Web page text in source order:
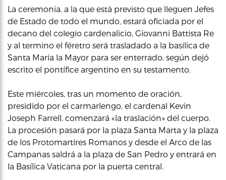
La ceremonia, a la que está previsto que lleguen Jefes
de Estado de todo el mundo, estará oficiada por el
decano del colegio cardenalicio, Giovanni Battista Re
y al termino el féretro será trasladado a la basílica de
Santa María la Mayor para ser enterrado, según dejó
escrito el pontífice argentino en su testamento.
Este miércoles, tras un momento de oración,
presidido por el carmarlengo, el cardenal Kevin
Joseph Farrell, comenzará «la traslación» del cuerpo.
La procesión pasará por la plaza Santa Marta y la plaza
de los Protomartires Romanos y desde el Arco de las
Campanas saldrá a la plaza de San Pedro y entrará en
la Basílica Vaticana por la puerta central.